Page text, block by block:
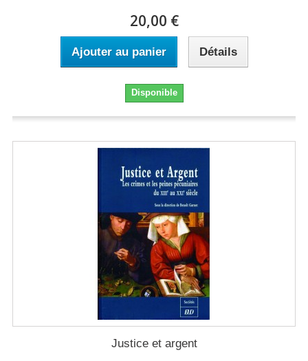
20,00 €
Ajouter au panier Détails
Disponible
Justice et argent